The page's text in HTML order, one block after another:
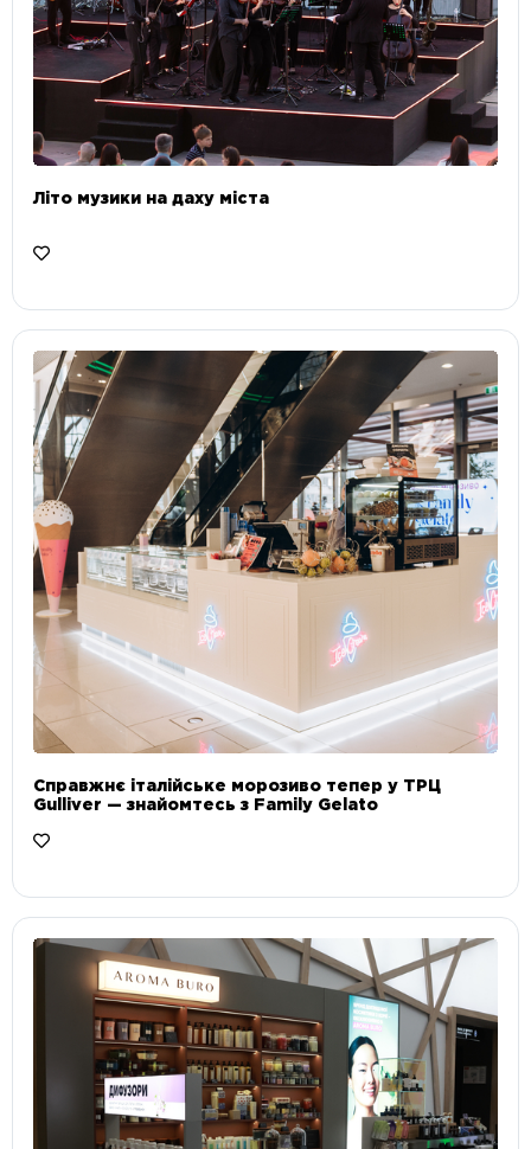
Літо музики на даху міста
Справжнє італійське морозиво тепер у ТРЦ
Gulliver — знайомтесь з Family Gelato